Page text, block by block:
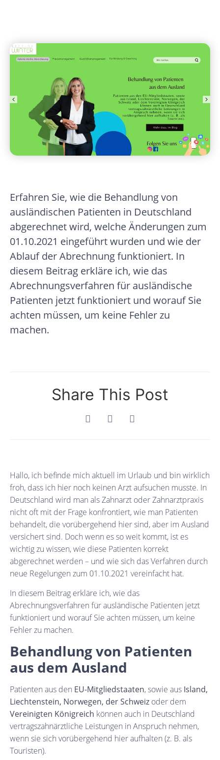
Erfahren Sie, wie die Behandlung von
ausländischen Patienten in Deutschland
abgerechnet wird, welche Änderungen zum
01.10.2021 eingeführt wurden und wie der
Ablauf der Abrechnung funktioniert. In
diesem Beitrag erkläre ich, wie das
Abrechnungsverfahren für ausländische
Patienten jetzt funktioniert und worauf Sie
achten müssen, um keine Fehler zu
machen.
Share This Post
Hallo, ich befinde mich aktuell im Urlaub und bin wirklich
froh, dass ich hier noch keinen Arzt aufsuchen musste. In
Deutschland wird man als Zahnarzt oder Zahnarztpraxis
nicht oft mit der Frage konfrontiert, wie man Patienten
behandelt, die vorübergehend hier sind, aber im Ausland
versichert sind. Doch wenn es so weit kommt, ist es
wichtig zu wissen, wie diese Patienten korrekt
abgerechnet werden – und wie sich das Verfahren durch
neue Regelungen zum 01.10.2021 vereinfacht hat.
In diesem Beitrag erkläre ich, wie das
Abrechnungsverfahren für ausländische Patienten jetzt
funktioniert und worauf Sie achten müssen, um keine
Fehler zu machen.
Behandlung von Patienten
aus dem Ausland
Patienten aus den EU-Mitgliedstaaten, sowie aus Island,
Liechtenstein, Norwegen, der Schweiz oder dem
Vereinigten Königreich können auch in Deutschland
vertragszahnärztliche Leistungen in Anspruch nehmen,
wenn sie sich vorübergehend hier aufhalten (z. B. als
Touristen).